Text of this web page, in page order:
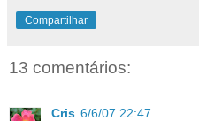
Compartilhar
13 comentários:
Cris 6/6/07 22:47